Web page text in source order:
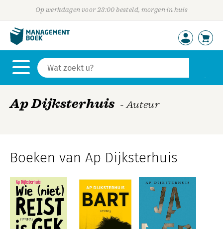
Op werkdagen voor 23:00 besteld, morgen in huis
Ap Dijksterhuis - Auteur
Boeken van Ap Dijksterhuis